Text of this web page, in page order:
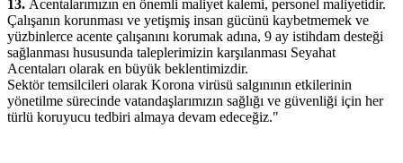
13. Acentalarımızın en önemli maliyet kalemi, personel maliyetidir.
Çalışanın korunması ve yetişmiş insan gücünü kaybetmemek ve
yüzbinlerce acente çalışanını korumak adına, 9 ay istihdam desteği
sağlanması hususunda taleplerimizin karşılanması Seyahat
Acentaları olarak en büyük beklentimizdir.
Sektör temsilcileri olarak Korona virüsü salgınının etkilerinin
yönetilme sürecinde vatandaşlarımızın sağlığı ve güvenliği için her
türlü koruyucu tedbiri almaya devam edeceğiz."